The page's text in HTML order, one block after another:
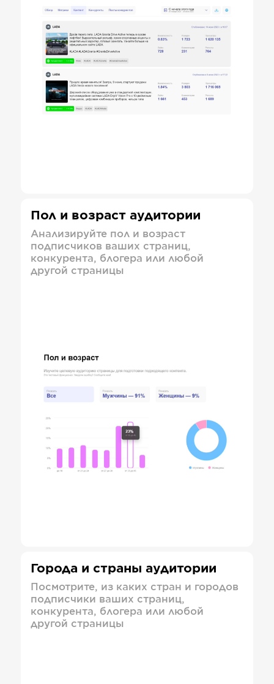
Пол и возраст аудитории
Анализируйте пол и возраст
подписчиков ваших страниц,
конкурента, блогера или любой
другой страницы
Города и страны аудитории
Посмотрите, из каких стран и городов
подписчики ваших страниц,
конкурента, блогера или любой
другой страницы